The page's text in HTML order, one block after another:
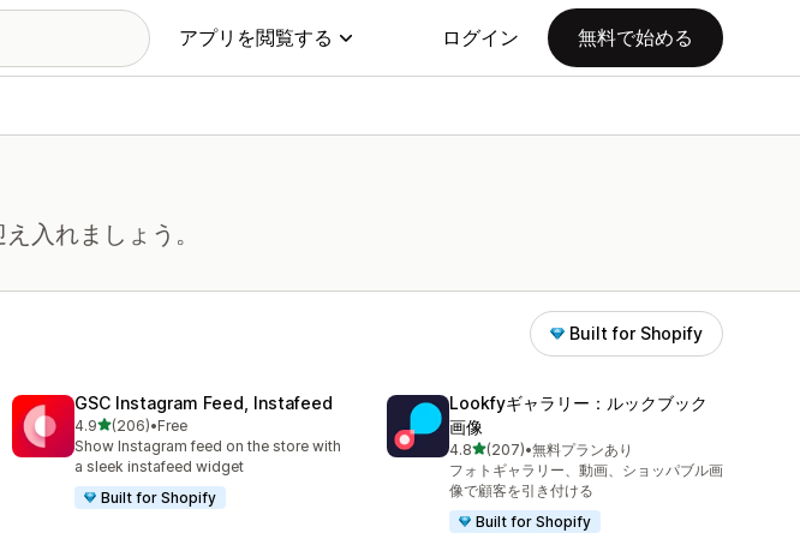
アプリを閲覧する ログイン 無料で始める
入れましょう。
Built for Shopify
GSC Instagram Feed, Instafeed
4.95つ星中
(206)
合計レビュー数：206件
•Free
Show Instagram feed on the store with
a sleek instafeed widget
Built for Shopify
Lookfyギャラリー：ルックブック
画像
4.85つ星中
(207)
合計レビュー数：207件
•無料プランあり
フォトギャラリー、動画、ショッパブル画
像で顧客を引き付ける
Built for Shopify